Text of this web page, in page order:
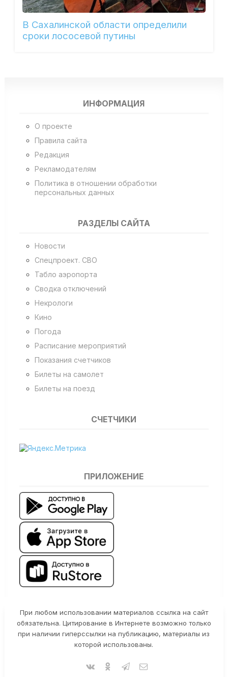
В Сахалинской области определили
сроки лососевой путины
ИНФОРМАЦИЯ
О проекте
Правила сайта
Редакция
Рекламодателям
Политика в отношении обработки
персональных данных
РАЗДЕЛЫ САЙТА
Новости
Спецпроект. СВО
Табло аэропорта
Сводка отключений
Некрологи
Кино
Погода
Расписание мероприятий
Показания счетчиков
Билеты на самолет
Билеты на поезд
СЧЕТЧИКИ
ПРИЛОЖЕНИЕ
При любом использовании материалов ссылка на сайт
обязательна. Цитирование в Интернете возможно только
при наличии гиперссылки на публикацию, материалы из
которой использованы.